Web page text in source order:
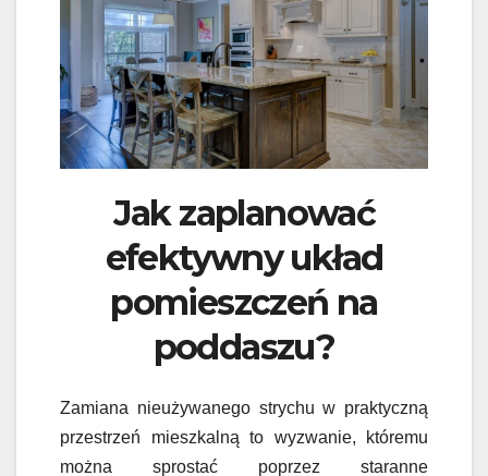
Jak zaplanować
efektywny układ
pomieszczeń na
poddaszu?
Zamiana nieużywanego strychu w praktyczną
przestrzeń mieszkalną to wyzwanie, któremu
można sprostać poprzez staranne